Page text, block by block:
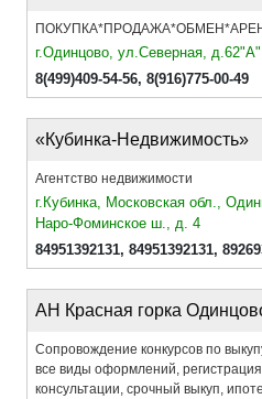
г.Одинцово, ул.Северная,
8(499)409-54-56, 8(916)775-00-49
«Кубинка-Недвижимость»
Агентство недвижимости
г.Кубинка, Московская обл.,
Наро-Фоминское ш., д. 4
84951392131, 84951392131,
АН Красная горка
Сопровождение конкурсов по
все виды оформлений,
консультации, срочный выкуп,